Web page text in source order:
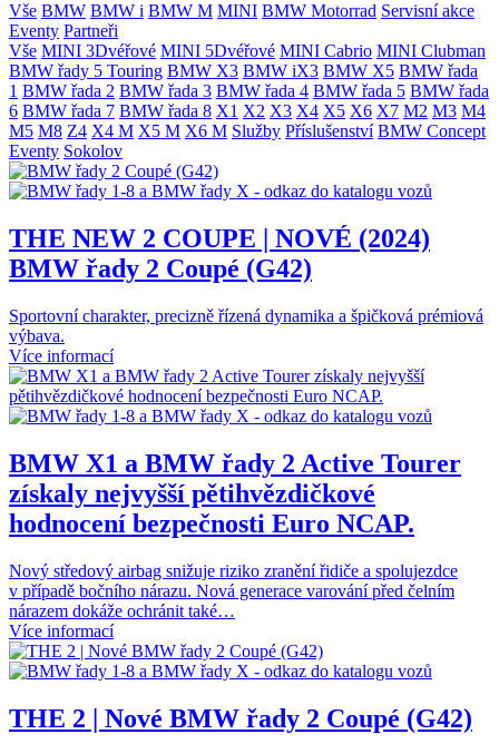
Vše BMW BMW i BMW M MINI BMW Motorrad Servisní akce
Eventy Partneři
Vše MINI 3Dvéřové MINI 5Dvéřové MINI Cabrio MINI Clubman
BMW řady 5 Touring BMW X3 BMW iX3 BMW X5 BMW řada
1 BMW řada 2 BMW řada 3 BMW řada 4 BMW řada 5 BMW řada
6 BMW řada 7 BMW řada 8 X1 X2 X3 X4 X5 X6 X7 M2 M3 M4
M5 M8 Z4 X4 M X5 M X6 M Služby Příslušenství BMW Concept
Eventy Sokolov
THE NEW 2 COUPE | NOVÉ (2024)
BMW řady 2 Coupé (G42)
Sportovní charakter, precizně řízená dynamika a špičková prémiová
výbava.
Více informací
BMW X1 a BMW řady 2 Active Tourer
získaly nejvyšší pětihvězdičkové
hodnocení bezpečnosti Euro NCAP.
Nový středový airbag snižuje riziko zranění řidiče a spolujezdce
v případě bočního nárazu. Nová generace varování před čelním
nárazem dokáže ochránit také…
Více informací
THE 2 | Nové BMW řady 2 Coupé (G42)